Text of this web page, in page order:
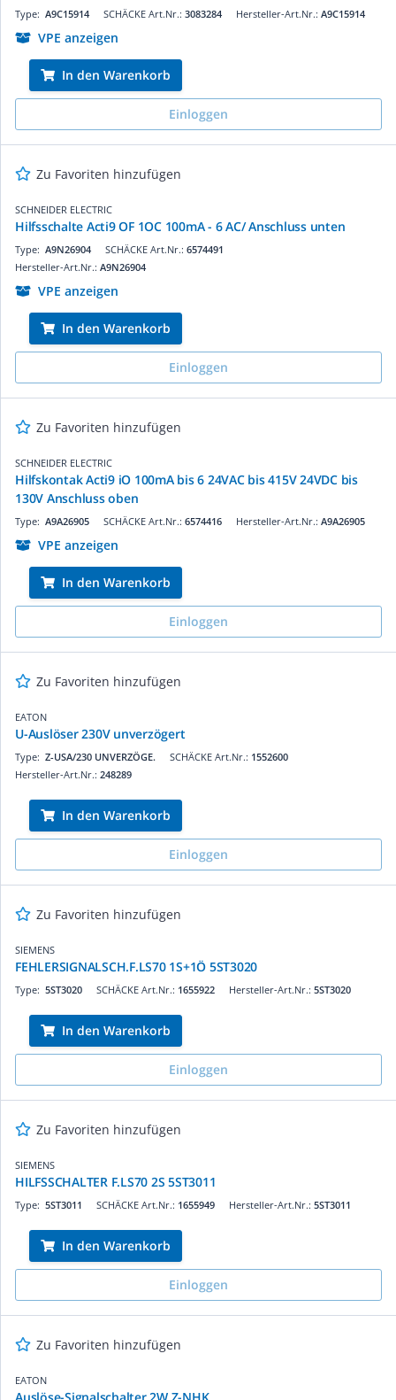
SCHÄCKE Art.Nr.: 3083284
Type: A9C15914 Hersteller-Art.Nr.: A9C15914
VPE anzeigen
In den Warenkorb
Einloggen
Zu Favoriten hinzufügen
SCHNEIDER ELECTRIC
Hilfsschalte Acti9 OF 1OC 100mA - 6 AC/ Anschluss unten
SCHÄCKE Art.Nr.: 6574491
Type: A9N26904
Hersteller-Art.Nr.: A9N26904
VPE anzeigen
In den Warenkorb
Einloggen
Zu Favoriten hinzufügen
SCHNEIDER ELECTRIC
Hilfskontak Acti9 iO 100mA bis 6 24VAC bis 415V 24VDC bis
130V Anschluss oben
SCHÄCKE Art.Nr.: 6574416
Type: A9A26905 Hersteller-Art.Nr.: A9A26905
VPE anzeigen
In den Warenkorb
Einloggen
Zu Favoriten hinzufügen
EATON
U-Auslöser 230V unverzögert
SCHÄCKE Art.Nr.: 1552600
Type: Z-USA/230 UNVERZÖGE.
Hersteller-Art.Nr.: 248289
In den Warenkorb
Einloggen
Zu Favoriten hinzufügen
SIEMENS
FEHLERSIGNALSCH.F.LS70 1S+1Ö 5ST3020
SCHÄCKE Art.Nr.: 1655922
Type: 5ST3020 Hersteller-Art.Nr.: 5ST3020
In den Warenkorb
Einloggen
Zu Favoriten hinzufügen
SIEMENS
HILFSSCHALTER F.LS70 2S 5ST3011
SCHÄCKE Art.Nr.: 1655949
Type: 5ST3011 Hersteller-Art.Nr.: 5ST3011
In den Warenkorb
Einloggen
Zu Favoriten hinzufügen
EATON